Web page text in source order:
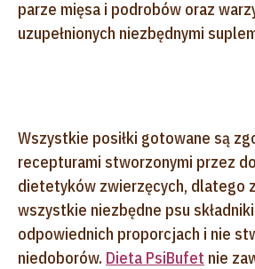
parze mięsa i podrobów oraz
uzupełnionych niezbędnymi
Wszystkie posiłki gotowane są
recepturami stworzonymi przez
dietetyków zwierzęcych, dlatego
wszystkie niezbędne psu
odpowiednich proporcjach i nie
niedoborów. Dieta PsiBufet nie